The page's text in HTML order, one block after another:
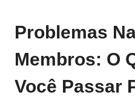
Problemas
Membros: O
Você Passar